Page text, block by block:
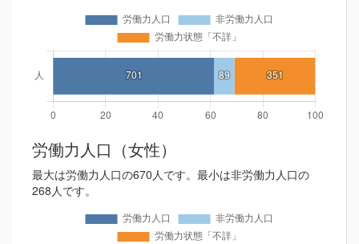
労働力人口（女性）
最大は労働力人口の670人です。最小は非労働力人口の
268人です。